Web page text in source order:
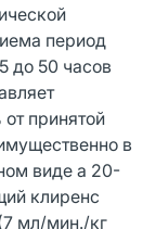
период
до 50 часов
принятой
в
виде а 20-
клиренс
мл/мин./кг